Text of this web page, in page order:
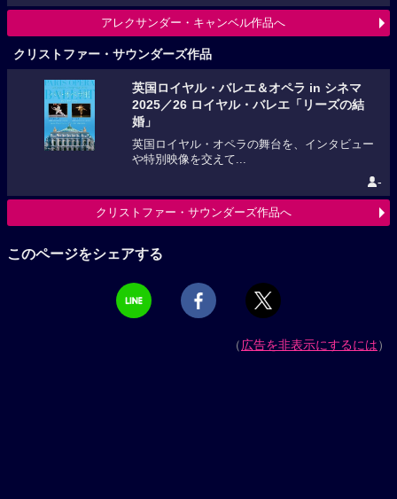
アレクサンダー・キャンベル作品へ
クリストファー・サウンダーズ作品
英国ロイヤル・バレエ＆オペラ in シネマ
2025／26 ロイヤル・バレエ「リーズの結
婚」
英国ロイヤル・オペラの舞台を、インタビュー
や特別映像を交えて...
-
クリストファー・サウンダーズ作品へ
このページをシェアする
（広告を非表示にするには）